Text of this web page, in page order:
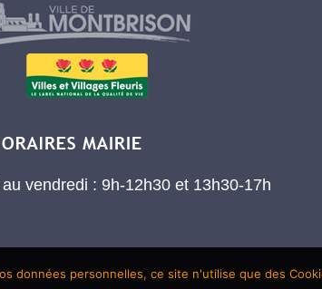
vendredi : 9h-12h30 et 13h30-17h
données personnelles, ce site n'utilise que des